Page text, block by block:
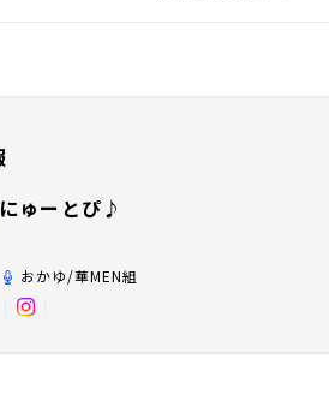
にゅーとぴ♪
おかゆ/華MEN組